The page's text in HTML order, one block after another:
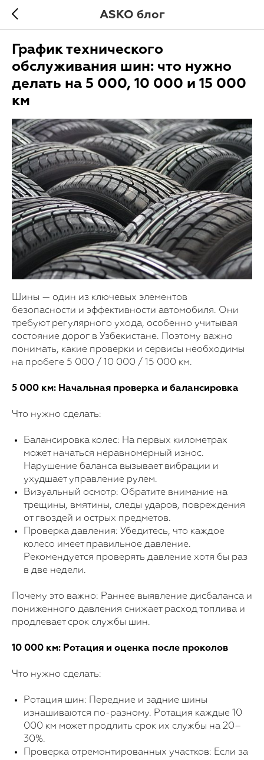
ASKO блог
График технического
обслуживания шин: что нужно
делать на 5 000, 10 000 и 15 000
км
Шины — один из ключевых элементов
безопасности и эффективности автомобиля. Они
требуют регулярного ухода, особенно учитывая
состояние дорог в Узбекистане. Поэтому важно
понимать, какие проверки и сервисы необходимы
на пробеге 5 000 / 10 000 / 15 000 км.
5 000 км: Начальная проверка и балансировка
Что нужно сделать:
Балансировка колес: На первых километрах
может начаться неравномерный износ.
Нарушение баланса вызывает вибрации и
ухудшает управление рулем.
Визуальный осмотр: Обратите внимание на
трещины, вмятины, следы ударов, повреждения
от гвоздей и острых предметов.
Проверка давления: Убедитесь, что каждое
колесо имеет правильное давление.
Рекомендуется проверять давление хотя бы раз
в две недели.
Почему это важно: Раннее выявление дисбаланса и
пониженного давления снижает расход топлива и
продлевает срок службы шин.
10 000 км: Ротация и оценка после проколов
Что нужно сделать:
Ротация шин: Передние и задние шины
изнашиваются по-разному. Ротация каждые 10
000 км может продлить срок их службы на 20–
30%.
Проверка отремонтированных участков: Если за